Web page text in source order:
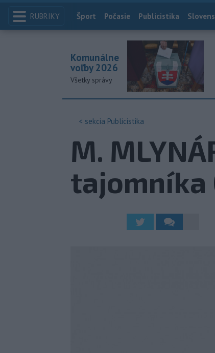
RUBRIKY Index
Šport Počasie Publicistika
Komunálne
voľby 2026
Všetky správy
< sekcia Publicistika
M.
tajomníka